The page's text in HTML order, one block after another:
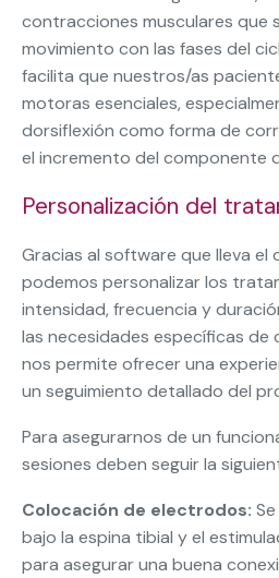
contracciones musculares que
movimiento con las fases del
facilita que nuestros/as
motoras esenciales,
dorsiflexión como forma de
el incremento del componente
Personalización del
Gracias al software que lleva el
podemos personalizar los
intensidad, frecuencia y
las necesidades específicas de
nos permite ofrecer una
un seguimiento detallado del
Para asegurarnos de un
sesiones deben seguir la
Colocación de electrodos:
bajo la espina tibial y el
para asegurar una buena